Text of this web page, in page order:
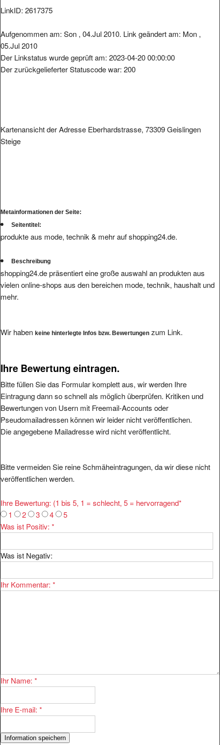
LinkID: 2617375
Aufgenommen am: Son , 04.Jul 2010. Link geändert am: Mon ,
05.Jul 2010
Der Linkstatus wurde geprüft am: 2023-04-20 00:00:00
Der zurückgelieferter Statuscode war: 200
Kartenansicht der Adresse Eberhardstrasse, 73309 Geislingen
Steige
Metainformationen der Seite:
Seitentitel:
produkte aus mode, technik & mehr auf shopping24.de.
Beschreibung
shopping24.de präsentiert eine große auswahl an produkten aus
vielen online-shops aus den bereichen mode, technik, haushalt und
mehr.
Wir haben keine hinterlegte Infos bzw. Bewertungen zum Link.
Ihre Bewertung eintragen.
Bitte füllen Sie das Formular komplett aus, wir werden Ihre
Eintragung dann so schnell als möglich überprüfen. Kritiken und
Bewertungen von Usern mit Freemail-Accounts oder
Pseudomailadressen können wir leider nicht veröffentlichen.
Die angegebene Mailadresse wird nicht veröffentlicht.
Bitte vermeiden Sie reine Schmäheintragungen, da wir diese nicht
veröffentlichen werden.
Ihre Bewertung: (1 bis 5, 1 = schlecht, 5 = hervorragend*
1
2 3 4
5
Was ist Positiv: *
Was ist Negativ:
Ihr Kommentar: *
Ihr Name: *
Ihre E-mail: *